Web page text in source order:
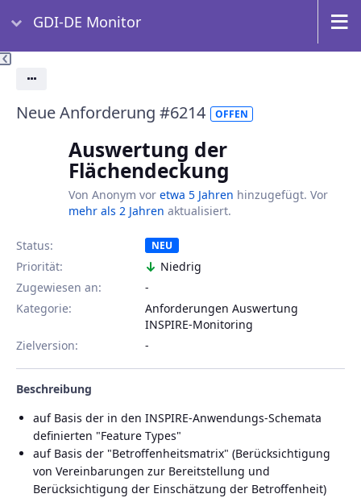
GDI-DE Monitor
Neue Anforderung #6214 OFFEN
Auswertung der
Flächendeckung
Von Anonym vor etwa 5 Jahren hinzugefügt. Vor
mehr als 2 Jahren aktualisiert.
Status: NEU
Priorität:
Niedrig
Zugewiesen an:
-
Kategorie:
Anforderungen Auswertung
INSPIRE-Monitoring
Zielversion:
-
Beschreibung
auf Basis der in den INSPIRE-Anwendungs-Schemata
definierten "Feature Types"
auf Basis der "Betroffenheitsmatrix" (Berücksichtigung
von Vereinbarungen zur Bereitstellung und
Berücksichtigung der Einschätzung der Betroffenheit)